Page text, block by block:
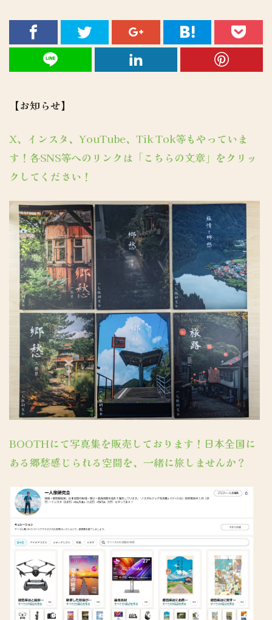
【お知らせ】
X、インスタ、YouTube、Tik Tok等もやっていま
す！各SNS等へのリンクは「こちらの文章」をクリッ
クしてください！
BOOTHにて写真集を販売しております！日本全国に
ある郷愁感じられる空間を、一緒に旅しませんか？